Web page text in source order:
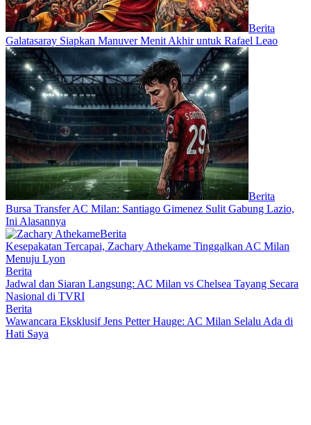
Berita
Galatasaray Siapkan Manuver Menit Akhir untuk Rafael Leao
Berita
Bursa Transfer AC Milan: Santiago Gimenez Sulit Gabung Lazio,
Ini Alasannya
Berita
Kesepakatan Tercapai, Zachary Athekame Tinggalkan AC Milan
Menuju Lyon
Berita
Jadwal dan Siaran Langsung: AC Milan vs Chelsea Tayang Secara
Nasional di TVRI
Berita
Wawancara Eksklusif Jens Petter Hauge: AC Milan Selalu Ada di
Hati Saya